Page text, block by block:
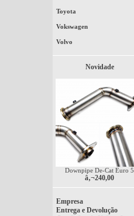
Toyota
Vokswagen
Volvo
Novidade
Downpipe De-Cat Euro 5
â‚¬240,00
Empresa
Entrega e Devolução